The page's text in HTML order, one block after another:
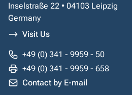
Inselstraße 22 • 04103 Leipzig
Germany
Visit Us
+49 (0) 341 - 9959 - 50
+49 (0) 341 - 9959 - 658
Contact by E-mail